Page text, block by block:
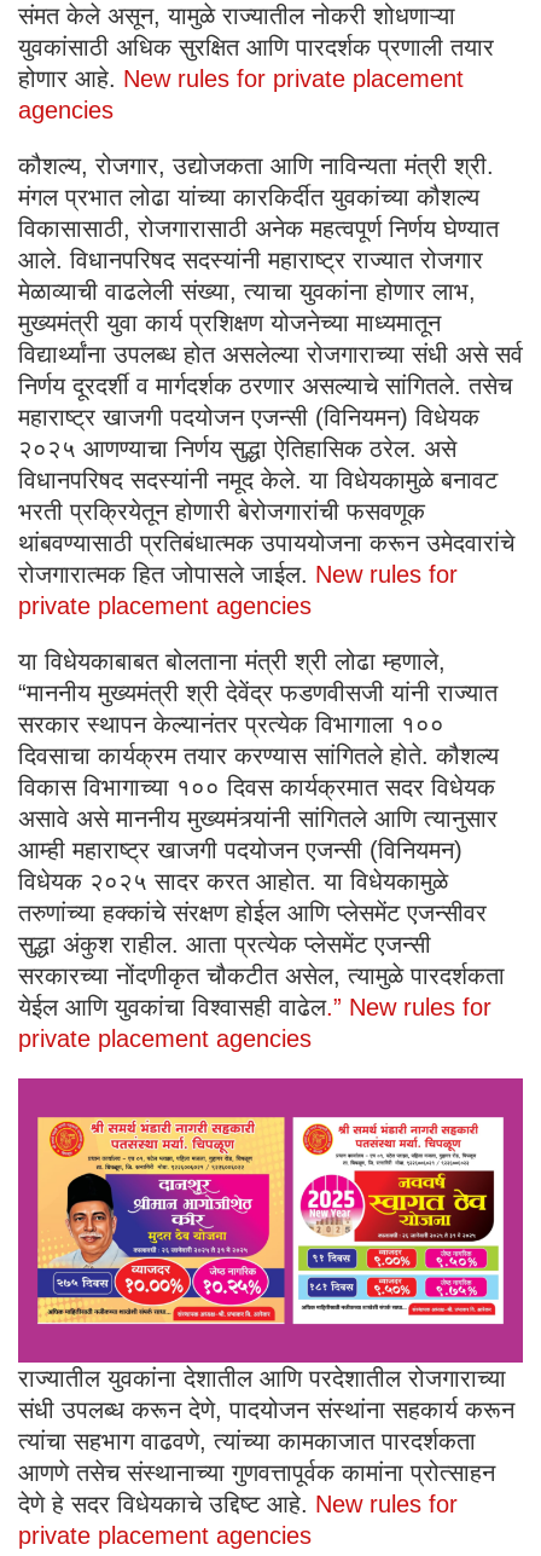
संमत केले असून, यामुळे राज्यातील नोकरी शोधणाऱ्या
युवकांसाठी अधिक सुरक्षित आणि पारदर्शक प्रणाली तयार
होणार आहे. New rules for private placement
agencies
कौशल्य, रोजगार, उद्योजकता आणि नाविन्यता मंत्री श्री.
मंगल प्रभात लोढा यांच्या कारकिर्दीत युवकांच्या कौशल्य
विकासासाठी, रोजगारासाठी अनेक महत्वपूर्ण निर्णय घेण्यात
आले. विधानपरिषद सदस्यांनी महाराष्ट्र राज्यात रोजगार
मेळाव्याची वाढलेली संख्या, त्याचा युवकांना होणार लाभ,
मुख्यमंत्री युवा कार्य प्रशिक्षण योजनेच्या माध्यमातून
विद्यार्थ्यांना उपलब्ध होत असलेल्या रोजगाराच्या संधी असे सर्व
निर्णय दूरदर्शी व मार्गदर्शक ठरणार असल्याचे सांगितले. तसेच
महाराष्ट्र खाजगी पदयोजन एजन्सी (विनियमन) विधेयक
२०२५ आणण्याचा निर्णय सुद्धा ऐतिहासिक ठरेल. असे
विधानपरिषद सदस्यांनी नमूद केले. या विधेयकामुळे बनावट
भरती प्रक्रियेतून होणारी बेरोजगारांची फसवणूक
थांबवण्यासाठी प्रतिबंधात्मक उपाययोजना करून उमेदवारांचे
रोजगारात्मक हित जोपासले जाईल. New rules for
private placement agencies
या विधेयकाबाबत बोलताना मंत्री श्री लोढा म्हणाले,
“माननीय मुख्यमंत्री श्री देवेंद्र फडणवीसजी यांनी राज्यात
सरकार स्थापन केल्यानंतर प्रत्येक विभागाला १००
दिवसाचा कार्यक्रम तयार करण्यास सांगितले होते. कौशल्य
विकास विभागाच्या १०० दिवस कार्यक्रमात सदर विधेयक
असावे असे माननीय मुख्यमंत्र्यांनी सांगितले आणि त्यानुसार
आम्ही महाराष्ट्र खाजगी पदयोजन एजन्सी (विनियमन)
विधेयक २०२५ सादर करत आहोत. या विधेयकामुळे
तरुणांच्या हक्कांचे संरक्षण होईल आणि प्लेसमेंट एजन्सीवर
सुद्धा अंकुश राहील. आता प्रत्येक प्लेसमेंट एजन्सी
सरकारच्या नोंदणीकृत चौकटीत असेल, त्यामुळे पारदर्शकता
येईल आणि युवकांचा विश्वासही वाढेल.” New rules for
private placement agencies
राज्यातील युवकांना देशातील आणि परदेशातील रोजगाराच्या
संधी उपलब्ध करून देणे, पादयोजन संस्थांना सहकार्य करून
त्यांचा सहभाग वाढवणे, त्यांच्या कामकाजात पारदर्शकता
आणणे तसेच संस्थानाच्या गुणवत्तापूर्वक कामांना प्रोत्साहन
देणे हे सदर विधेयकाचे उद्दिष्ट आहे. New rules for
private placement agencies